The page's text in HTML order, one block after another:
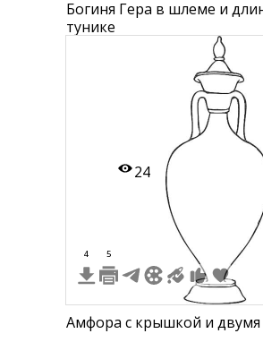
Богиня Гера в шлеме и
тунике
24
4 5
Амфора с крышкой и двумя